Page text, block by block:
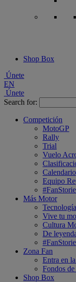
Shop Box
Únete
EN
Únete
Search for:
Competición
MotoGP
Rally
Trial
Vuelo
Calendario
Equipo
Más Motor
Tecnología
Vive tu
Cultura
De
Zona Fan
Entra en
Fondos
Shop Box